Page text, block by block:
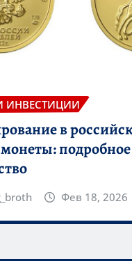
ИНВЕСТИЦИИ
в
подробное
Фев 18, 2026